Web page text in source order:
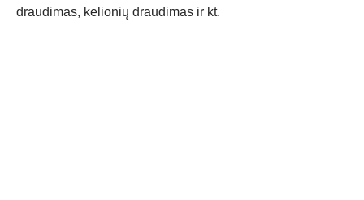
draudimas, kelionių draudimas ir kt.